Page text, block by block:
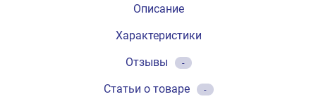
Описание
Характеристики
Отзывы
-
Статьи о товаре -